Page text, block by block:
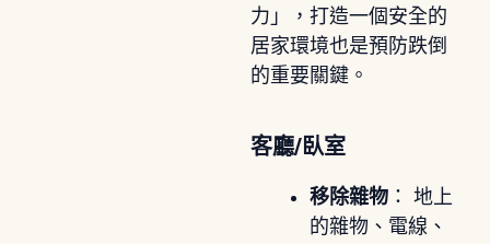
力」，打造一個安全的
居家環境也是預防跌倒
的重要關鍵。
客廳/臥室
移除雜物： 地上
的雜物、電線、